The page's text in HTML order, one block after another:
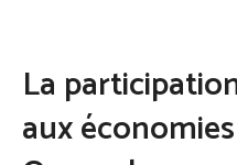
La
aux